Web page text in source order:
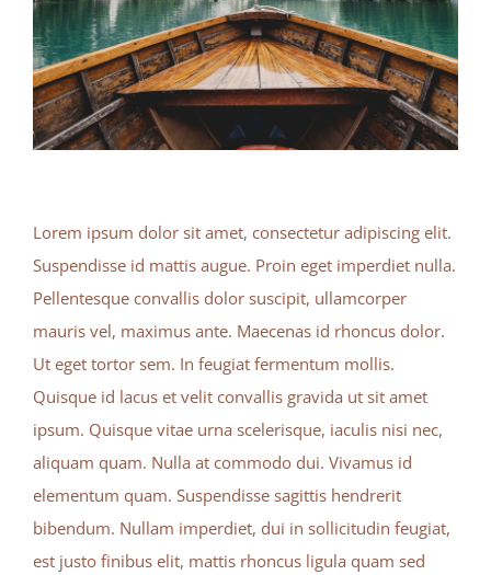
Lorem ipsum dolor sit amet, consectetur adipiscing elit.
Suspendisse id mattis augue. Proin eget imperdiet nulla.
Pellentesque convallis dolor suscipit, ullamcorper
mauris vel, maximus ante. Maecenas id rhoncus dolor.
Ut eget tortor sem. In feugiat fermentum mollis.
Quisque id lacus et velit convallis gravida ut sit amet
ipsum. Quisque vitae urna scelerisque, iaculis nisi nec,
aliquam quam. Nulla at commodo dui. Vivamus id
elementum quam. Suspendisse sagittis hendrerit
bibendum. Nullam imperdiet, dui in sollicitudin feugiat,
est justo finibus elit, mattis rhoncus ligula quam sed